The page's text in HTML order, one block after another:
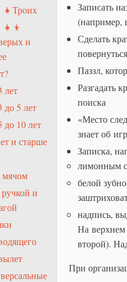
Записать
(например,
Сделать
Паззл,
Разгадать
поиска
«Место
знает об
Записка,
лимонным
белой
надпись,
На верхнем
второй).
При
и
лет
до 5 лет
до 10 лет
и старше
и